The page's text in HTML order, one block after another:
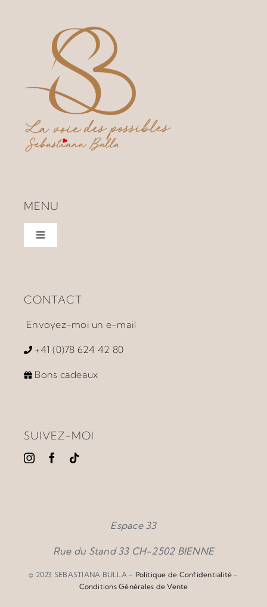
MENU
Toggle
À propos
Accompagnement
Vidéos
CONTACT
Envoyez-moi un e-mail
+41 (0)78 624 42 80
Bons cadeaux
SUIVEZ-MOI
Espace 33
Rue du Stand 33 CH-2502 BIENNE
© 2023 SEBASTIANA BULLA - Politique de Confidentialité -
Conditions Générales de Vente